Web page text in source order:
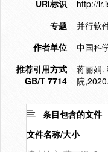
URI标识
http://
专题
并行软
作者单位
中国科
推荐引用方式
GB/T 7714
蒋丽娟.
院,2020.
条目包含的文件
文件名称/大小